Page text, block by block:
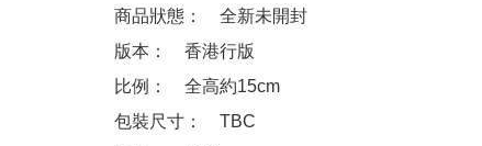
商品狀態：　全新未開封
版本：　香港行版
比例：　全高約15cm
包裝尺寸：　TBC